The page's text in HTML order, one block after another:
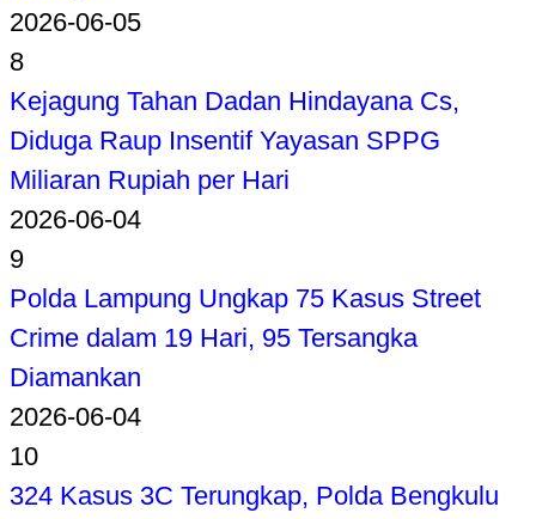
2026-06-05
8
Kejagung Tahan Dadan Hindayana Cs,
Diduga Raup Insentif Yayasan SPPG
Miliaran Rupiah per Hari
2026-06-04
9
Polda Lampung Ungkap 75 Kasus Street
Crime dalam 19 Hari, 95 Tersangka
Diamankan
2026-06-04
10
324 Kasus 3C Terungkap, Polda Bengkulu